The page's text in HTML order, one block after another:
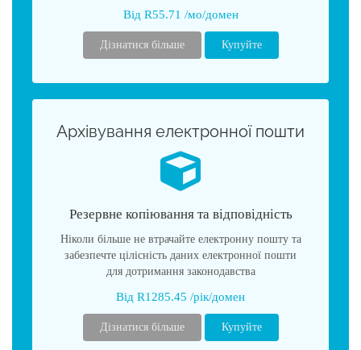
Від R55.71 /мо/домен
Дізнатися більше Купуйте
Архівування електронної пошти
Резервне копіювання та відповідність
Ніколи більше не втрачайте електронну пошту та
забезпечте цілісність даних електронної пошти
для дотримання законодавства
Від R1285.45 /рік/домен
Дізнатися більше Купуйте